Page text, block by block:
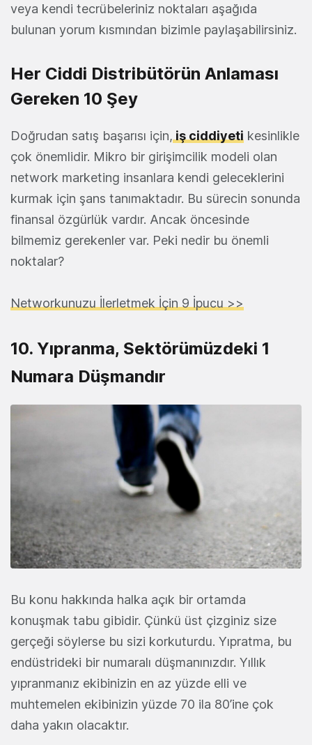
veya kendi tecrübeleriniz noktaları aşağıda
bulunan yorum kısmından bizimle paylaşabilirsiniz.
Her Ciddi Distribütörün Anlaması
Gereken 10 Şey
Doğrudan satış başarısı için, iş ciddiyeti kesinlikle
çok önemlidir. Mikro bir girişimcilik modeli olan
network marketing insanlara kendi geleceklerini
kurmak için şans tanımaktadır. Bu sürecin sonunda
finansal özgürlük vardır. Ancak öncesinde
bilmemiz gerekenler var. Peki nedir bu önemli
noktalar?
Networkunuzu İlerletmek İçin 9 İpucu >>
10. Yıpranma, Sektörümüzdeki 1
Numara Düşmandır
Bu konu hakkında halka açık bir ortamda
konuşmak tabu gibidir. Çünkü üst çizginiz size
gerçeği söylerse bu sizi korkuturdu. Yıpratma, bu
endüstrideki bir numaralı düşmanınızdır. Yıllık
yıpranmanız ekibinizin en az yüzde elli ve
muhtemelen ekibinizin yüzde 70 ila 80’ine çok
daha yakın olacaktır.